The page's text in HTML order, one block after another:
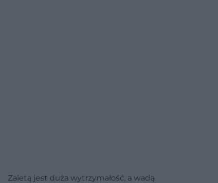
Zaletą jest duża wytrzymałość, a wadą